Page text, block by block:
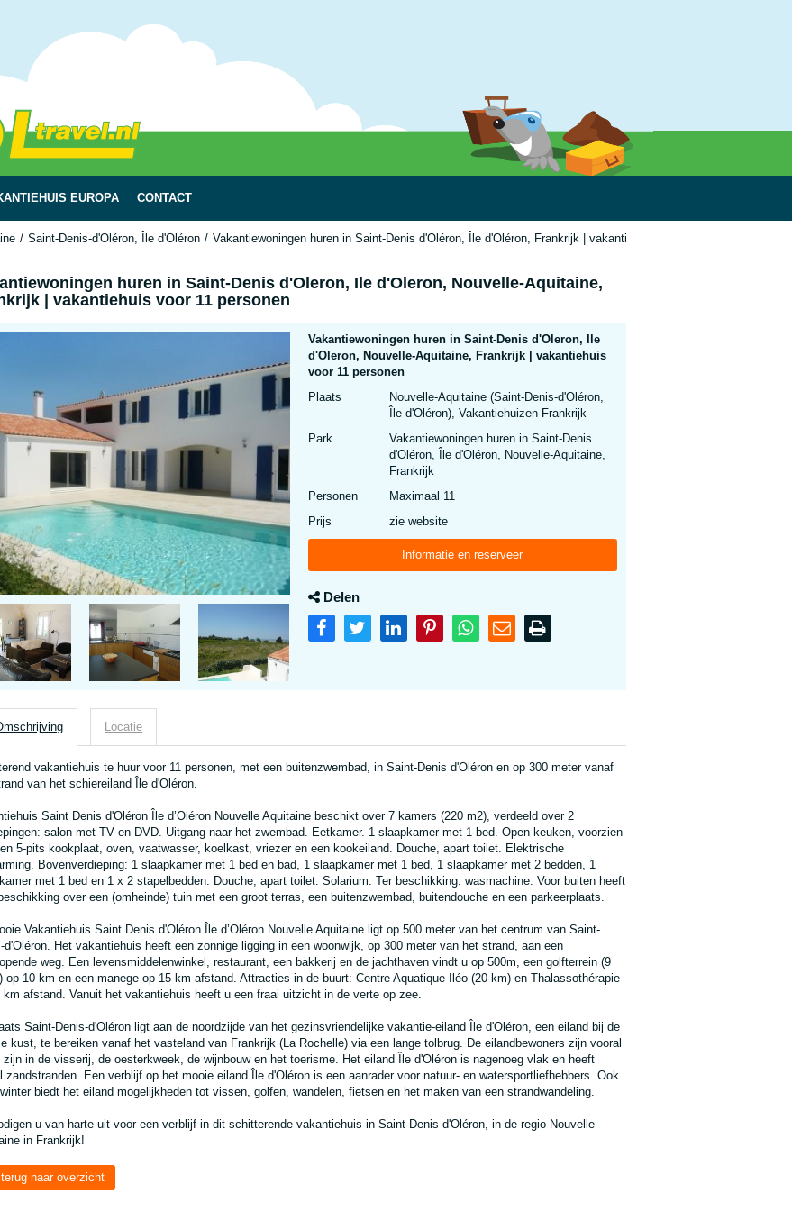
EUROPA CONTACT
Saint-Denis-d'Oléron, Île d'Oléron Vakantiewoningen huren in Saint-Denis d'Oléron, Île d'Oléron, Frankrijk | vakantiehuis voor 11 personen
huren in Saint-Denis d'Oleron, Ile d'Oleron, Nouvelle-Aquitaine,
| vakantiehuis voor 11 personen
Vakantiewoningen huren in Saint-Denis d'Oleron, Ile
d'Oleron, Nouvelle-Aquitaine, Frankrijk | vakantiehuis
voor 11 personen
Plaats
Nouvelle-Aquitaine (Saint-Denis-d'Oléron,
Île d'Oléron), Vakantiehuizen Frankrijk
Park
Vakantiewoningen huren in Saint-Denis
d'Oléron, Île d'Oléron, Nouvelle-Aquitaine,
Frankrijk
Personen
Maximaal 11
Prijs
zie website
Informatie en reserveer
Delen
Locatie
vakantiehuis te huur voor 11 personen, met een buitenzwembad, in Saint-Denis d'Oléron en op 300 meter vanaf
van het schiereiland Île d'Oléron.
Saint Denis d'Oléron Île d’Oléron Nouvelle Aquitaine beschikt over 7 kamers (220 m2), verdeeld over 2
salon met TV en DVD. Uitgang naar het zwembad. Eetkamer. 1 slaapkamer met 1 bed. Open keuken, voorzien
5-pits kookplaat, oven, vaatwasser, koelkast, vriezer en een kookeiland. Douche, apart toilet. Elektrische
Bovenverdieping: 1 slaapkamer met 1 bed en bad, 1 slaapkamer met 1 bed, 1 slaapkamer met 2 bedden, 1
met 1 bed en 1 x 2 stapelbedden. Douche, apart toilet. Solarium. Ter beschikking: wasmachine. Voor buiten heeft
over een (omheinde) tuin met een groot terras, een buitenzwembad, buitendouche en een parkeerplaats.
Vakantiehuis Saint Denis d'Oléron Île d’Oléron Nouvelle Aquitaine ligt op 500 meter van het centrum van Saint-
d'Oléron. Het vakantiehuis heeft een zonnige ligging in een woonwijk, op 300 meter van het strand, aan een
weg. Een levensmiddelenwinkel, restaurant, een bakkerij en de jachthaven vindt u op 500m, een golfterrein (9
op 10 km en een manege op 15 km afstand. Attracties in de buurt: Centre Aquatique Iléo (20 km) en Thalassothérapie
km afstand. Vanuit het vakantiehuis heeft u een fraai uitzicht in de verte op zee.
Saint-Denis-d'Oléron ligt aan de noordzijde van het gezinsvriendelijke vakantie-eiland Île d'Oléron, een eiland bij de
kust, te bereiken vanaf het vasteland van Frankrijk (La Rochelle) via een lange tolbrug. De eilandbewoners zijn vooral
zijn in de visserij, de oesterkweek, de wijnbouw en het toerisme. Het eiland Île d'Oléron is nagenoeg vlak en heeft
zandstranden. Een verblijf op het mooie eiland Île d'Oléron is een aanrader voor natuur- en watersportliefhebbers. Ook
biedt het eiland mogelijkheden tot vissen, golfen, wandelen, fietsen en het maken van een strandwandeling.
u van harte uit voor een verblijf in dit schitterende vakantiehuis in Saint-Denis-d'Oléron, in de regio Nouvelle-
in Frankrijk!
naar overzicht